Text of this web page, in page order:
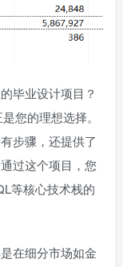
毕业设计项目？
您的理想选择。
步骤，还提供了
过这个项目，您
等核心技术栈的
在细分市场如金